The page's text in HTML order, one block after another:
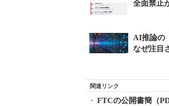
関連リンク
FTCの公開書簡（